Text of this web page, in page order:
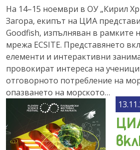
На 14–15 ноември в ОУ „Кирил
Загора, екипът на ЦИА
Goodfish, изпълняван в рамките
мрежа ECSITE. Представянето
елементи и интерактивни
провокират интереса на
отговорното потребление на
опазването на морското…